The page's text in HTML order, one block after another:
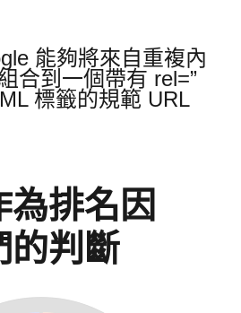
能夠將來自重複內
合到一個帶有 rel=”
標籤的規範 URL
排名因
的判斷